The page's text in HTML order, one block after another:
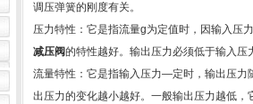
调压弹簧的刚度有关。
压力特性：它是指流量g为定值时，因输入压
减压阀的特性越好。输出压力必须低于输入
流量特性：它是指输入压力—定时，输出压力
出压力的变化越小越好。一般输出压力越低，